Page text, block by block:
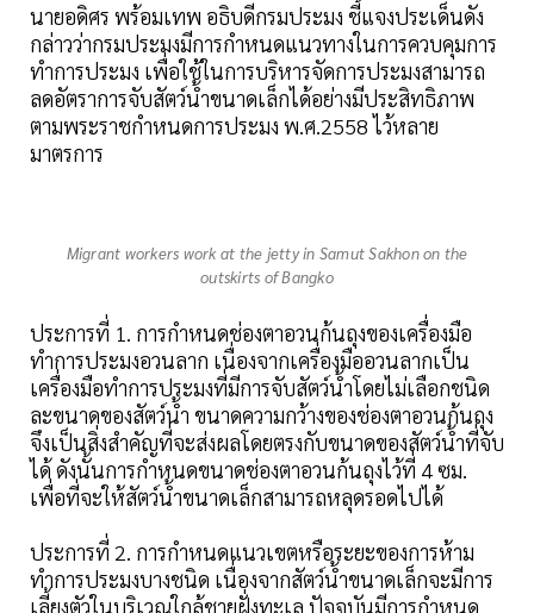
นายอดิศร พร้อมเทพ อธิบดีกรมประมง ชี้แจงประเด็นดัง
กล่าวว่ากรมประมงมีการกำหนดแนวทางในการควบคุมการ
ทำการประมง เพื่อใช้ในการบริหารจัดการประมงสามารถ
ลดอัตราการจับสัตว์น้ำขนาดเล็กได้อย่างมีประสิทธิภาพ
ตามพระราชกำหนดการประมง พ.ศ.2558 ไว้หลาย
มาตรการ
Migrant workers work at the jetty in Samut Sakhon on the
outskirts of Bangko
ประการที่ 1. การกำหนดช่องตาอวนก้นถุงของเครื่องมือ
ทำการประมงอวนลาก เนื่องจากเครื่องมืออวนลากเป็น
เครื่องมือทำการประมงที่มีการจับสัตว์น้ำโดยไม่เลือกชนิด
ละขนาดของสัตว์น้ำ ขนาดความกว้างของช่องตาอวนก้นถุง
จึงเป็นสิ่งสำคัญที่จะส่งผลโดยตรงกับขนาดของสัตว์น้ำที่จับ
ได้ ดังนั้นการกำหนดขนาดช่องตาอวนก้นถุงไว้ที่ 4 ซม.
เพื่อที่จะให้สัตว์น้ำขนาดเล็กสามารถหลุดรอดไปได้
ประการที่ 2. การกำหนดแนวเขตหรือระยะของการห้าม
ทำการประมงบางชนิด เนื่องจากสัตว์น้ำขนาดเล็กจะมีการ
เลี้ยงตัวในบริเวณใกล้ชายฝั่งทะเล ปัจจุบันมีการกำหนด